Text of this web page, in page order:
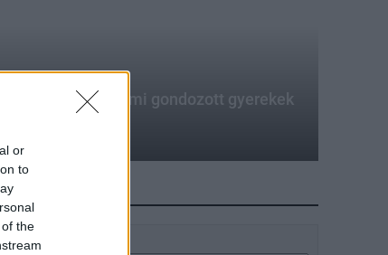
or
to
the
állami gondozott gyerekek